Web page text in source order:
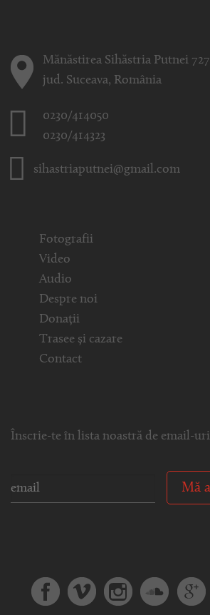
Mănăstirea Sihăstria Putnei
jud. Suceava, România
0230/414050
0230/414323
sihastriaputnei@gmail.com
Fotografii
Video
Audio
Despre noi
Donații
Trasee și cazare
Contact
Înscrie-te în lista noastră de email-
Mă